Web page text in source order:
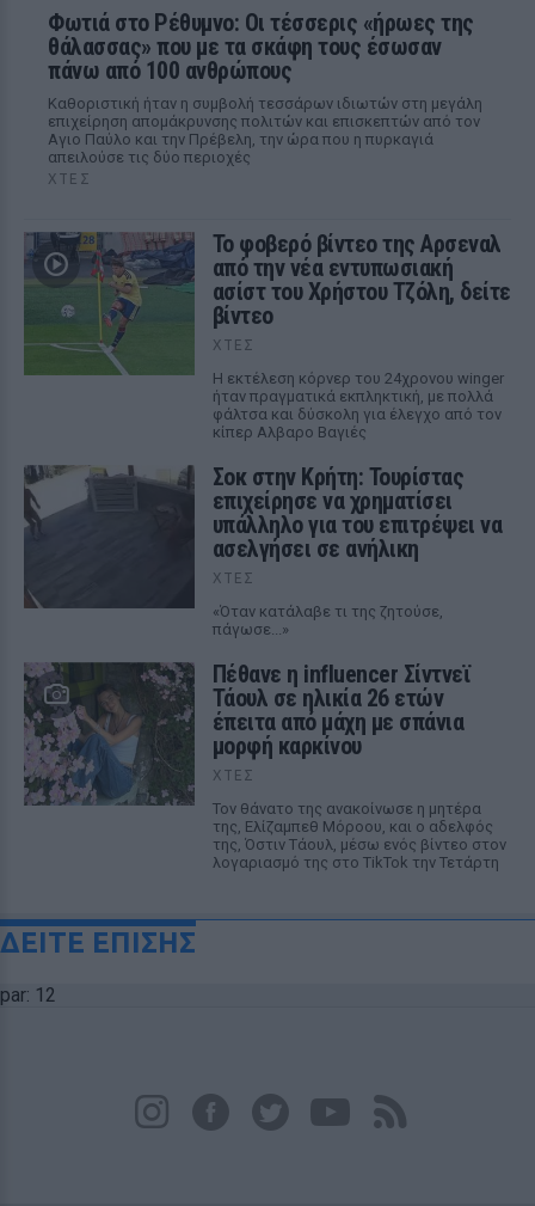
Φωτιά στο Ρέθυμνο: Οι τέσσερις «ήρωες της
θάλασσας» που με τα σκάφη τους έσωσαν
πάνω από 100 ανθρώπους
Καθοριστική ήταν η συμβολή τεσσάρων ιδιωτών στη μεγάλη
επιχείρηση απομάκρυνσης πολιτών και επισκεπτών από τον
Αγιο Παύλο και την Πρέβελη, την ώρα που η πυρκαγιά
απειλούσε τις δύο περιοχές
ΧΤΕΣ
Το φοβερό βίντεο της Αρσεναλ
από την νέα εντυπωσιακή
ασίστ του Χρήστου Τζόλη, δείτε
βίντεο
ΧΤΕΣ
Η εκτέλεση κόρνερ του 24χρονου winger
ήταν πραγματικά εκπληκτική, με πολλά
φάλτσα και δύσκολη για έλεγχο από τον
κίπερ Αλβαρο Βαγιές
Σοκ στην Κρήτη: Τουρίστας
επιχείρησε να χρηματίσει
υπάλληλο για του επιτρέψει να
ασελγήσει σε ανήλικη
ΧΤΕΣ
«Όταν κατάλαβε τι της ζητούσε,
πάγωσε...»
Πέθανε η influencer Σίντνεϊ
Τάουλ σε ηλικία 26 ετών
έπειτα από μάχη με σπάνια
μορφή καρκίνου
ΧΤΕΣ
Τον θάνατο της ανακοίνωσε η μητέρα
της, Ελίζαμπεθ Μόροου, και ο αδελφός
της, Όστιν Τάουλ, μέσω ενός βίντεο στον
λογαριασμό της στο TikTok την Τετάρτη
ΔΕΙΤΕ ΕΠΙΣΗΣ
par: 12